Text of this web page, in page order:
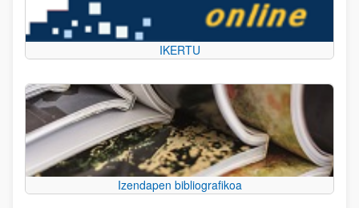
IKERTU
Izendapen bibliografikoa